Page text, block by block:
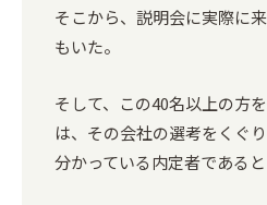
そこから、説明会に実際に
もいた。
そして、この40名以上の方
は、その会社の選考をくぐ
分かっている内定者であると